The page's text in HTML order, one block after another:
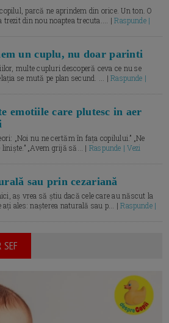
parcă ne aprindem din orice. Un ton. O
trezit din nou noaptea trecuta.... |Raspunde |
un cuplu, nu doar parinti
multe cupluri descoperă ceva ce nu se
se mută pe plan secund. ... |Raspunde |
emotiile care plutesc in aer
„Noi nu ne certăm în fața copilului.” „Ne
„Avem grijă să... | Raspunde | Vezi
sau prin cezariană
aș vrea să știu dacă cele care au născut la
ați ales: nașterea naturală sau p... |Raspunde |
SEF